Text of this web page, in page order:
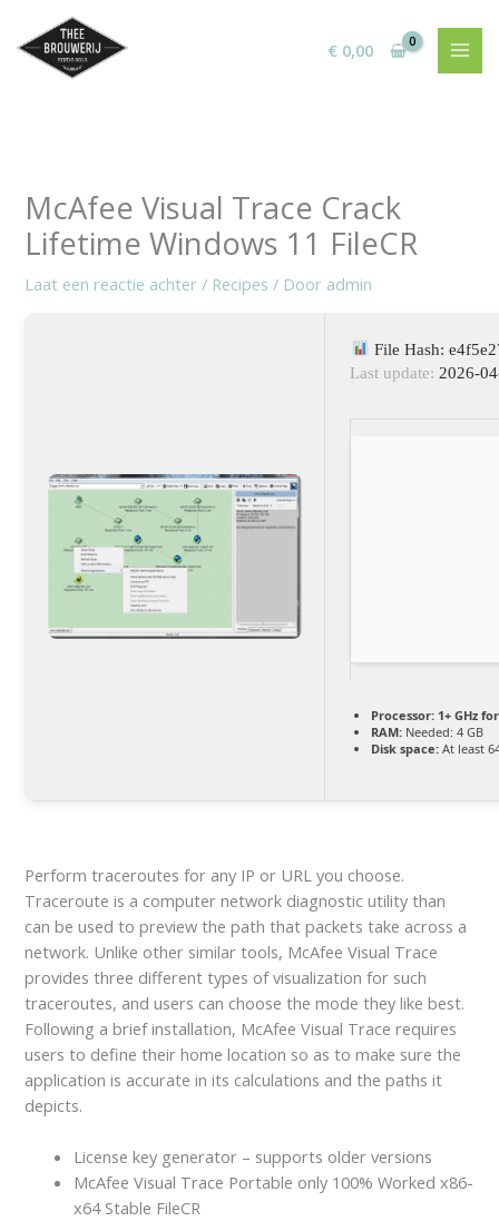
naar
€0,00
McAfee Visual Trace Crack
Lifetime Windows 11 FileCR
Laat een reactie achter / Recipes / Door admin
File Hash:
Last update: 2026-
Processor: 1+ GHz
RAM: Needed: 4 GB
Disk space: At least
Perform traceroutes for any IP or URL you choose.
Traceroute is a computer network diagnostic utility than
can be used to preview the path that packets take across a
network. Unlike other similar tools, McAfee Visual Trace
provides three different types of visualization for such
traceroutes, and users can choose the mode they like best.
Following a brief installation, McAfee Visual Trace requires
users to define their home location so as to make sure the
application is accurate in its calculations and the paths it
depicts.
License key generator – supports older versions
McAfee Visual Trace Portable only 100% Worked x86-
x64 Stable FileCR